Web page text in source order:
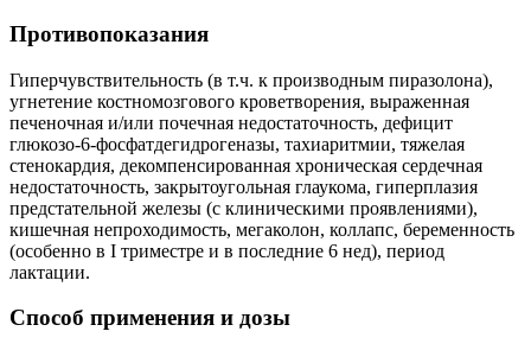
Противопоказания
Гиперчувствительность (в т.ч. к производным пиразолона),
угнетение костномозгового кроветворения, выраженная
печеночная и/или почечная недостаточность, дефицит
глюкозо-6-фосфатдегидрогеназы, тахиаритмии, тяжелая
стенокардия, декомпенсированная хроническая сердечная
недостаточность, закрытоугольная глаукома, гиперплазия
предстательной железы (с клиническими проявлениями),
кишечная непроходимость, мегаколон, коллапс, беременность
(особенно в I триместре и в последние 6 нед), период
лактации.
Способ применения и дозы